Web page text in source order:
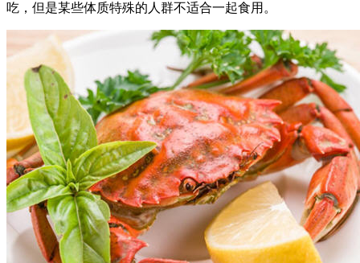
吃，但是某些体质特殊的人群不适合一起食用。